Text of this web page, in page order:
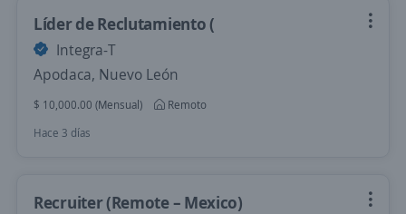
Líder de Reclutamiento (
Integra-T
Apodaca, Nuevo León
$ 10,000.00 (Mensual)
Remoto
Hace 3 días
Recruiter (Remote – Mexico)